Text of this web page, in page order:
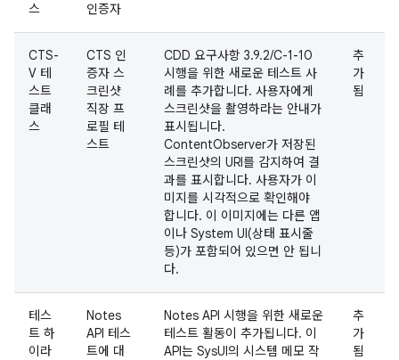
스
인증자
CTS-
V 테
스트
클래
스
CTS 인
증자 스
크린샷
직장 프
로필 테
스트
CDD 요구사항 3.9.2/C-1-10
시행을 위한 새로운 테스트 사
례를 추가합니다. 사용자에게
스크린샷을 촬영하라는 안내가
표시됩니다.
ContentObserver가 저장된
스크린샷의 URI를 감지하여 결
과를 표시합니다. 사용자가 이
미지를 시각적으로 확인해야
합니다. 이 이미지에는 다른 앱
이나 System UI(상태 표시줄
등)가 포함되어 있으면 안 됩니
다.
추
가
됨
테스
트 하
이라
Notes
API 테스
트에 대
Notes API 시행을 위한 새로운
테스트 활동이 추가됩니다. 이
API는 SysUI의 시스템 메모 작
추
가
됨